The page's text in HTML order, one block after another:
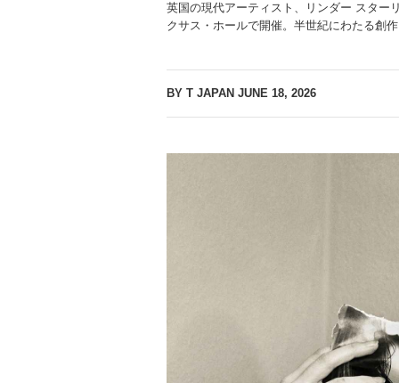
英国の現代アーティスト、リンダー スター
クサス・ホールで開催。半世紀にわたる創
BY T JAPAN JUNE 18, 2026